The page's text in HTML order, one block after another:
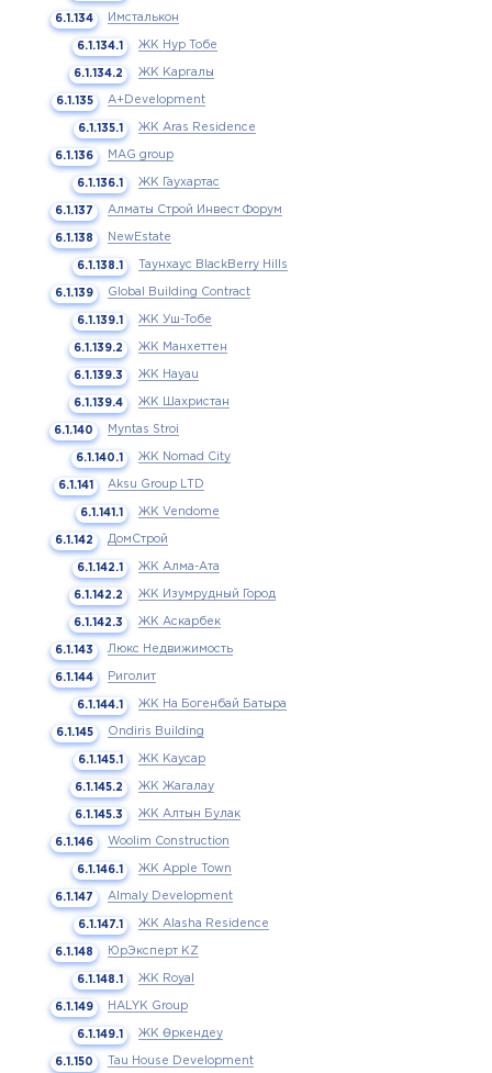
Имсталькон
ЖК Нур Тобе
ЖК Каргалы
A+Development
ЖК Aras Residence
MAG group
ЖК Гаухартас
Алматы Строй Инвест Форум
NewEstate
Таунхаус BlackBerry Hills
Global Building Contract
ЖК Уш-Тобе
ЖК Манхеттен
ЖК Hayau
ЖК Шахристан
Myntas Stroi
ЖК Nomad City
Aksu Group LTD
ЖК Vendome
ДомСтрой
ЖК Алма-Ата
ЖК Изумрудный Город
ЖК Аскарбек
Люкс Недвижимость
Риголит
ЖК На Богенбай Батыра
Ondiris Building
ЖК Каусар
ЖК Жагалау
ЖК Алтын Булак
Woolim Construction
ЖК Apple Town
Almaly Development
ЖК Alasha Residence
ЮрЭксперт KZ
ЖК Royal
HALYK Group
ЖК Өркендеу
Tau House Development